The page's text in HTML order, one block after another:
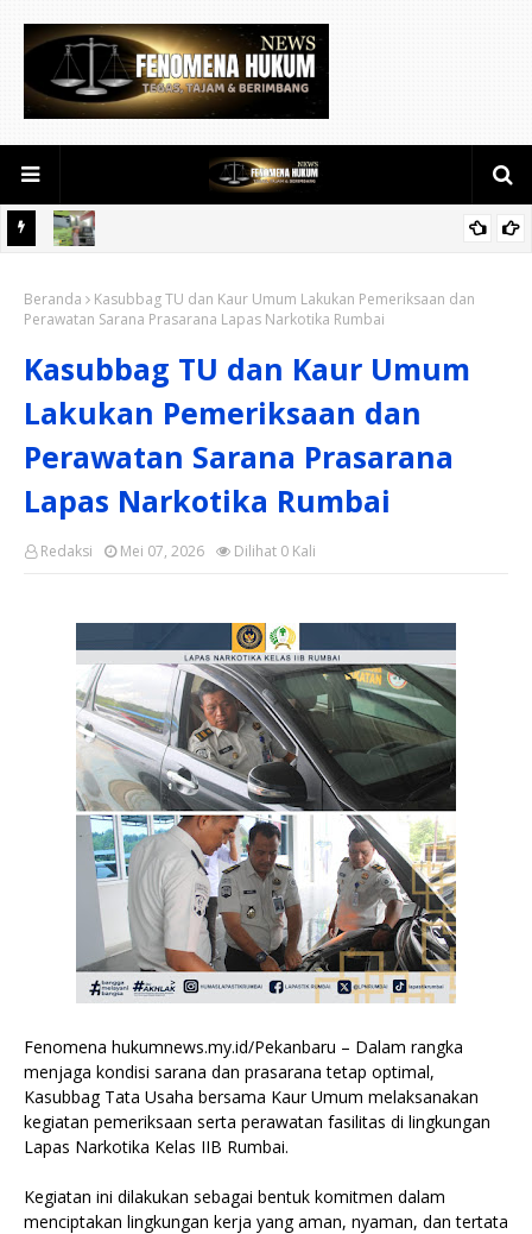
Antisipasi Antrean dan Penyelewengan BBM Bersubsidi
Beranda
Kasubbag TU dan Kaur Umum Lakukan Pemeriksaan dan
Perawatan Sarana Prasarana Lapas Narkotika Rumbai
Kasubbag TU dan Kaur Umum
Lakukan Pemeriksaan dan
Perawatan Sarana Prasarana
Lapas Narkotika Rumbai
Redaksi Dilihat 0 Kali
Mei 07, 2026
Fenomena hukumnews.my.id/Pekanbaru – Dalam rangka
menjaga kondisi sarana dan prasarana tetap optimal,
Kasubbag Tata Usaha bersama Kaur Umum melaksanakan
kegiatan pemeriksaan serta perawatan fasilitas di lingkungan
Lapas Narkotika Kelas IIB Rumbai.
Kegiatan ini dilakukan sebagai bentuk komitmen dalam
menciptakan lingkungan kerja yang aman, nyaman, dan tertata